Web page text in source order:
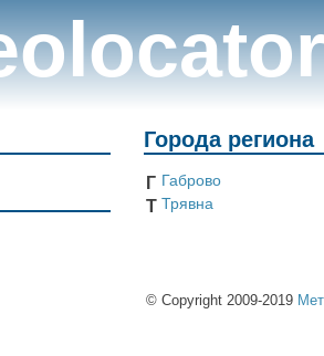
Города региона
Г Габрово
Т Трявна
© Copyright 2009-2019